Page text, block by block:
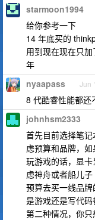
starmoon1994
给你参考一下
14 年底买的
用到现在现在只
年
nyaapass Jun
8 代酷睿性能都还
johnhsm2333
首先目前选择笔
虑预算和品牌，
玩游戏的话，显
虑神舟或者船儿
预算去买一线品
是游戏还是写代码
第二种情况，你